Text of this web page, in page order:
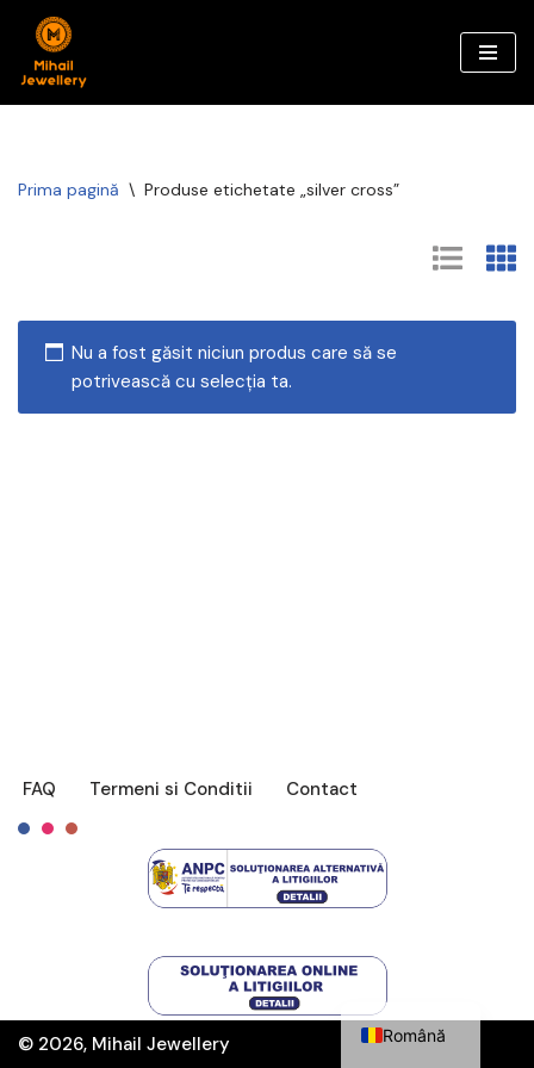
Sari
la
Prima pagină \ Produse etichetate „silver cross”
Nu a fost găsit niciun produs care să se
potrivească cu selecția ta.
FAQ Termeni si Conditii Contact
© 2026, Mihail Jewellery Română